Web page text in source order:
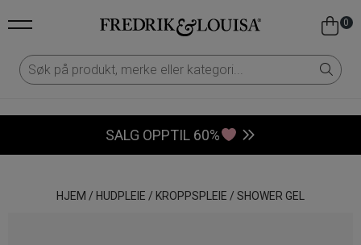
0
SALG OPPTIL 60%
HJEM / HUDPLEIE / KROPPSPLEIE / SHOWER GEL